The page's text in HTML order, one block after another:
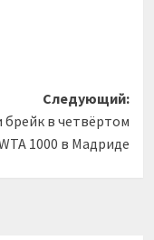
Следующий:
брейк в четвёртом
1000 в Мадриде